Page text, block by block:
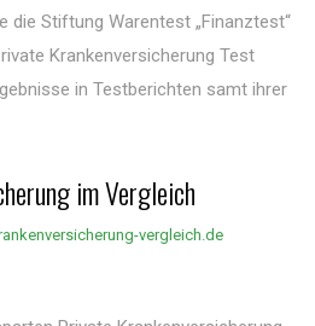
die Stiftung Warentest „Finanztest“
Krankenversicherung Test
in Testberichten samt ihrer
im Vergleich
vergleich.de